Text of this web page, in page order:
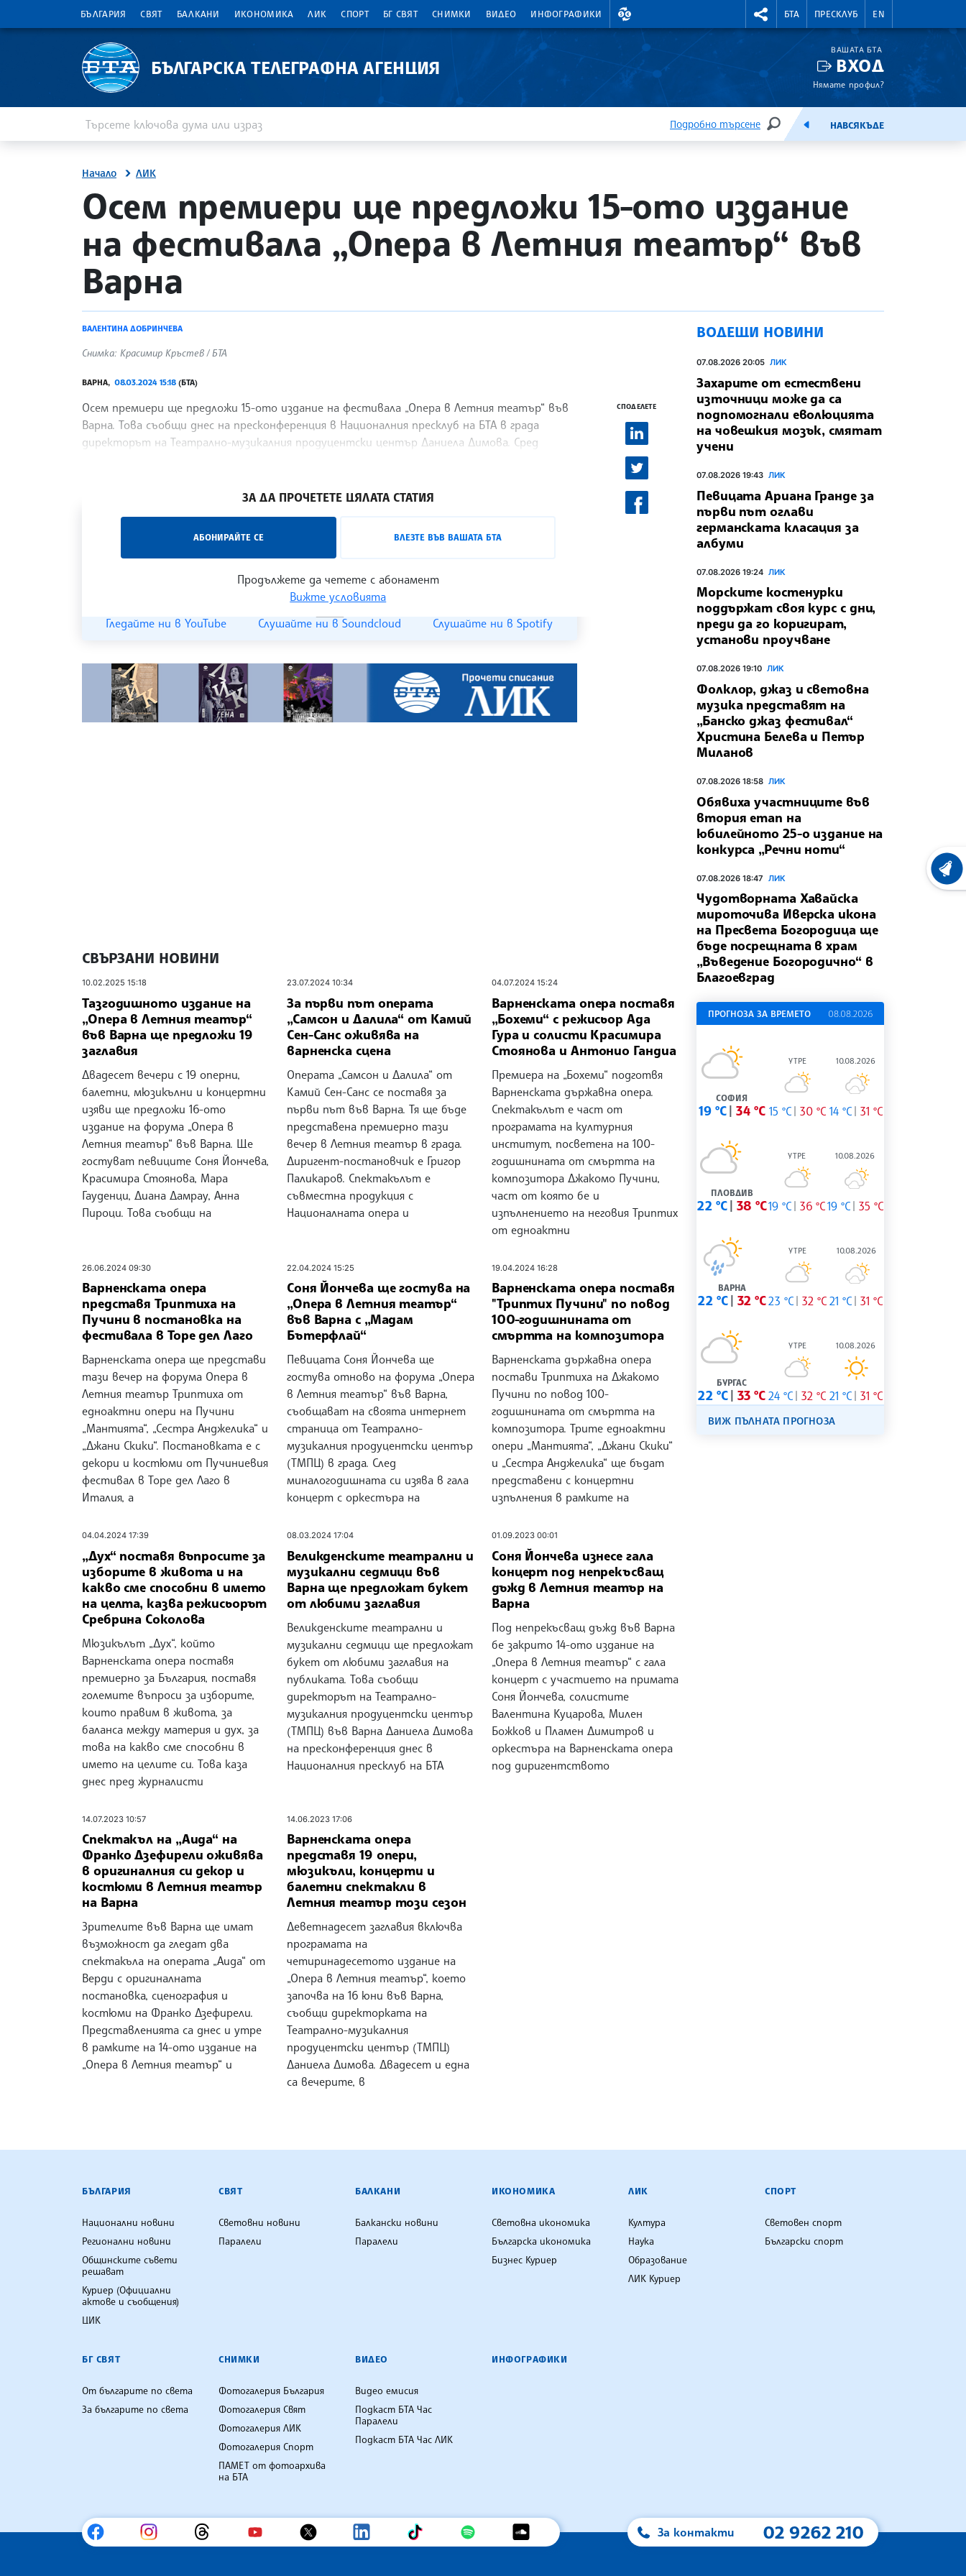
БЪЛГАРИЯ СВЯТ БАЛКАНИ ИКОНОМИКА ЛИК СПОРТ БГ СВЯТ СНИМКИ ВИДЕО ИНФОГРАФИКИ
ВАЛУТНИ КУРСОВЕ RIGHTMENU.SOCIAL
БТА ПРЕСКЛУБ EN
БЪЛГАРСКА ТЕЛЕГРАФНА АГЕНЦИЯ
ВАШАТА БТА
ВХОД
Нямате профил?
Подробно търсене
ТЪРСЕНЕЕМИСИЯНАВСЯКЪДЕ
Начало ЛИК
site.bta
Осем премиери ще предложи 15-ото издание
на фестивала „Опера в Летния театър“ във
Варна
ВАЛЕНТИНА ДОБРИНЧЕВА
Снимка: Красимир Кръстев / БТА
ВАРНА, 08.03.2024 15:18 (БТА)
Осем премиери ще предложи 15-ото издание на фестивала „Опера в Летния театър“ във
Варна. Това съобщи днес на пресконференция в Националния пресклуб на БТА в града
директорът на Театрално-музикалния продуцентски център Даниела Димова. Сред
ЗА ДА ПРОЧЕТЕТЕ ЦЯЛАТА СТАТИЯ
АБОНИРАЙТЕ СЕ ВЛЕЗТЕ ВЪВ ВАШАТА БТА
Продължете да четете с абонамент
Вижте условията
„Час ЛИК“ на БТА е мястото за срещи отблизо с лицата на българската култура,
страницатаи вYouTube канала на БТА.
Гледайте ни в YouTube Слушайте ни в Soundcloud Слушайте ни в Spotify
СПОДЕЛЕТЕ
СВЪРЗАНИ НОВИНИ
10.02.2025 15:18
Тазгодишното издание на
„Опера в Летния театър“
във Варна ще предложи 19
заглавия
Двадесет вечери с 19 оперни,
балетни, мюзикълни и концертни
изяви ще предложи 16-ото
издание на форума „Опера в
Летния театър“ във Варна. Ще
гостуват певиците Соня Йончева,
Красимира Стоянова, Мара
Гауденци, Диана Дамрау, Анна
Пироци. Това съобщи на
23.07.2024 10:34
За първи път операта
„Самсон и Далила“ от Камий
Сен-Санс оживява на
варненска сцена
Операта „Самсон и Далила“ от
Камий Сен-Санс се поставя за
първи път във Варна. Тя ще бъде
представена премиерно тази
вечер в Летния театър в града.
Диригент-постановчик е Григор
Паликаров. Спектакълът е
съвместна продукция с
Националната опера и
04.07.2024 15:24
Варненската опера поставя
„Бохеми“ с режисьор Ада
Гура и солисти Красимира
Стоянова и Антонио Гандиа
Премиера на „Бохеми“ подготвя
Варненската държавна опера.
Спектакълът е част от
програмата на културния
институт, посветена на 100-
годишнината от смъртта на
композитора Джакомо Пучини,
част от която бе и
изпълнението на неговия Триптих
от едноактни
26.06.2024 09:30
Варненската опера
представя Триптиха на
Пучини в постановка на
фестивала в Торе дел Лаго
Варненската опера ще представи
тази вечер на форума Опера в
Летния театър Триптиха от
едноактни опери на Пучини
„Мантията“, „Сестра Анджелика“ и
„Джани Скики“. Постановката е с
декори и костюми от Пучиниевия
фестивал в Торе дел Лаго в
Италия, а
22.04.2024 15:25
Соня Йончева ще гостува на
„Опера в Летния театър“
във Варна с „Мадам
Бътерфлай“
Певицата Соня Йончева ще
гостува отново на форума „Опера
в Летния театър“ във Варна,
съобщават на своята интернет
страница от Театрално-
музикалния продуцентски център
(ТМПЦ) в града. След
миналогодишната си изява в гала
концерт с оркестъра на
19.04.2024 16:28
Варненската опера поставя
"Триптих Пучини" по повод
100-годишнината от
смъртта на композитора
Варненската държавна опера
постави Триптиха на Джакомо
Пучини по повод 100-
годишнината от смъртта на
композитора. Трите едноактни
опери „Мантията“, „Джани Скики“
и „Сестра Анджелика“ ще бъдат
представени с концертни
изпълнения в рамките на
04.04.2024 17:39
„Дух“ поставя въпросите за
изборите в живота и на
какво сме способни в името
на целта, казва режисьорът
Сребрина Соколова
Мюзикълът „Дух“, който
Варненската опера поставя
премиерно за България, поставя
големите въпроси за изборите,
които правим в живота, за
баланса между материя и дух, за
това на какво сме способни в
името на целите си. Това каза
днес пред журналисти
08.03.2024 17:04
Великденските театрални и
музикални седмици във
Варна ще предложат букет
от любими заглавия
Великденските театрални и
музикални седмици ще предложат
букет от любими заглавия на
публиката. Това съобщи
директорът на Театрално-
музикалния продуцентски център
(ТМПЦ) във Варна Даниела Димова
на пресконференция днес в
Националния пресклуб на БТА
01.09.2023 00:01
Соня Йончева изнесе гала
концерт под непрекъсващ
дъжд в Летния театър на
Варна
Под непрекъсващ дъжд във Варна
бе закрито 14-ото издание на
„Опера в Летния театър“ с гала
концерт с участието на примата
Соня Йончева, солистите
Валентина Куцарова, Милен
Божков и Пламен Димитров и
оркестъра на Варненската опера
под диригентството
14.07.2023 10:57
Спектакъл на „Аида“ на
Франко Дзефирели оживява
в оригиналния си декор и
костюми в Летния театър
на Варна
Зрителите във Варна ще имат
възможност да гледат два
спектакъла на операта „Аида“ от
Верди с оригиналната
постановка, сценография и
костюми на Франко Дзефирели.
Представленията са днес и утре
в рамките на 14-ото издание на
„Опера в Летния театър“ и
14.06.2023 17:06
Варненската опера
представя 19 опери,
мюзикъли, концерти и
балетни спектакли в
Летния театър този сезон
Деветнадесет заглавия включва
програмата на
четиринадесетото издание на
„Опера в Летния театър“, което
започва на 16 юни във Варна,
съобщи директорката на
Театрално-музикалния
продуцентски център (ТМПЦ)
Даниела Димова. Двадесет и една
са вечерите, в
ВОДЕЩИ НОВИНИ
07.08.2026 20:05 ЛИК
Захарите от естествени
източници може да са
подпомогнали еволюцията
на човешкия мозък, смятат
учени
07.08.2026 19:43 ЛИК
Певицата Ариана Гранде за
първи път оглави
германската класация за
албуми
07.08.2026 19:24 ЛИК
Морските костенурки
поддържат своя курс с дни,
преди да го коригират,
установи проучване
07.08.2026 19:10 ЛИК
Фолклор, джаз и световна
музика представят на
„Банско джаз фестивал“
Христина Белева и Петър
Миланов
07.08.2026 18:58 ЛИК
Обявиха участниците във
втория етап на
юбилейното 25-о издание на
конкурса „Речни ноти“
07.08.2026 18:47 ЛИК
Чудотворната Хавайска
мироточива Иверска икона
на Пресвета Богородица ще
бъде посрещната в храм
„Въведение Богородично“ в
Благоевград
ПРОГНОЗА ЗА ВРЕМЕТО 08.08.2026
СОФИЯ
19 °C 34 °C
УТРЕ
15 °C 30 °C
10.08.2026
14 °C 31 °C
ПЛОВДИВ
22 °C 38 °C
УТРЕ
19 °C 36 °C
10.08.2026
19 °C 35 °C
ВАРНА
22 °C 32 °C
УТРЕ
23 °C 32 °C
10.08.2026
21 °C 31 °C
БУРГАС
22 °C 33 °C
УТРЕ
24 °C 32 °C
10.08.2026
21 °C 31 °C
ВИЖ ПЪЛНАТА ПРОГНОЗА
БЪЛГАРСКА ТЕЛЕГРАФНА АГЕНЦИЯ
БЪЛГАРИЯ
Национални новини
Регионални новини
Общинските съвети
решават
Куриер (Официални
актове и съобщения)
ЦИК
СВЯТ
Световни новини
Паралели
БАЛКАНИ
Балкански новини
Паралели
ИКОНОМИКА
Световна икономика
Българска икономика
Бизнес Куриер
ЛИК
Култура
Наука
Образование
ЛИК Куриер
СПОРТ
Световен спорт
Български спорт
БГ СВЯТ
От българите по света
За българите по света
СНИМКИ
Фотогалерия България
Фотогалерия Свят
Фотогалерия ЛИК
Фотогалерия Спорт
ПАМЕТ от фотоархива
на БТА
ВИДЕО
Видео емисия
Подкаст БТА Час
Паралели
Подкаст БТА Час ЛИК
ИНФОГРАФИКИ
За контакти 02 9262 210